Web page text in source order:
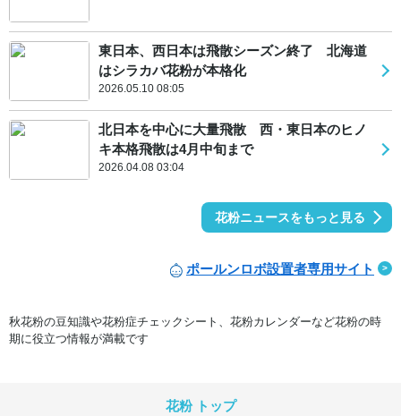
東日本、西日本は飛散シーズン終了 北海道
はシラカバ花粉が本格化
2026.05.10 08:05
北日本を中心に大量飛散 西・東日本のヒノ
キ本格飛散は4月中旬まで
2026.04.08 03:04
花粉ニュースをもっと見る
ポールンロボ設置者専用サイト
秋花粉の豆知識や花粉症チェックシート、花粉カレンダーなど花粉の時
期に役立つ情報が満載です
花粉 トップ